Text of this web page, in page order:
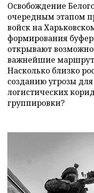
Освобождение
очередным этапом
войск на
формирования
открывают
важнейшие
Насколько близко
созданию угрозы
логистических
группировки?